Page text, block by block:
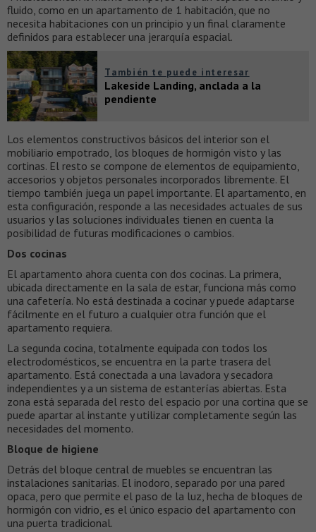
fluido, como en un apartamento de 1 habitación, que no
necesita habitaciones con un principio y un final claramente
definidos para establecer una jerarquía espacial.
También te puede interesar
Lakeside Landing, anclada a la
pendiente
Los elementos constructivos básicos del interior son el
mobiliario empotrado, los bloques de hormigón visto y las
cortinas. El resto se compone de elementos de equipamiento,
accesorios y objetos personales incorporados libremente. El
tiempo también juega un papel importante. El apartamento, en
esta configuración, responde a las necesidades actuales de sus
usuarios y las soluciones individuales tienen en cuenta la
posibilidad de futuras modificaciones o cambios.
Dos cocinas
El apartamento ahora cuenta con dos cocinas. La primera,
ubicada directamente en la sala de estar, funciona más como
una cafetería. No está destinada a cocinar y puede adaptarse
fácilmente en el futuro a cualquier otra función que el
apartamento requiera.
La segunda cocina, totalmente equipada con todos los
electrodomésticos, se encuentra en la parte trasera del
apartamento. Está conectada a una lavadora y secadora
independientes y a un sistema de estanterías abiertas. Esta
zona está separada del resto del espacio por una cortina que se
puede apartar al instante y utilizar completamente según las
necesidades del momento.
Bloque de higiene
Detrás del bloque central de muebles se encuentran las
instalaciones sanitarias. El inodoro, separado por una pared
opaca, pero que permite el paso de la luz, hecha de bloques de
hormigón con vidrio, es el único espacio del apartamento con
una puerta tradicional.